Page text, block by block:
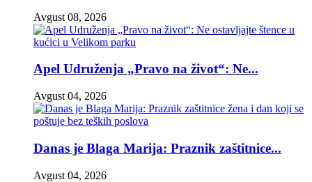
Avgust 08, 2026
Apel Udruženja „Pravo na život“: Ne...
Avgust 04, 2026
Danas je Blaga Marija: Praznik zaštitnice...
Avgust 04, 2026